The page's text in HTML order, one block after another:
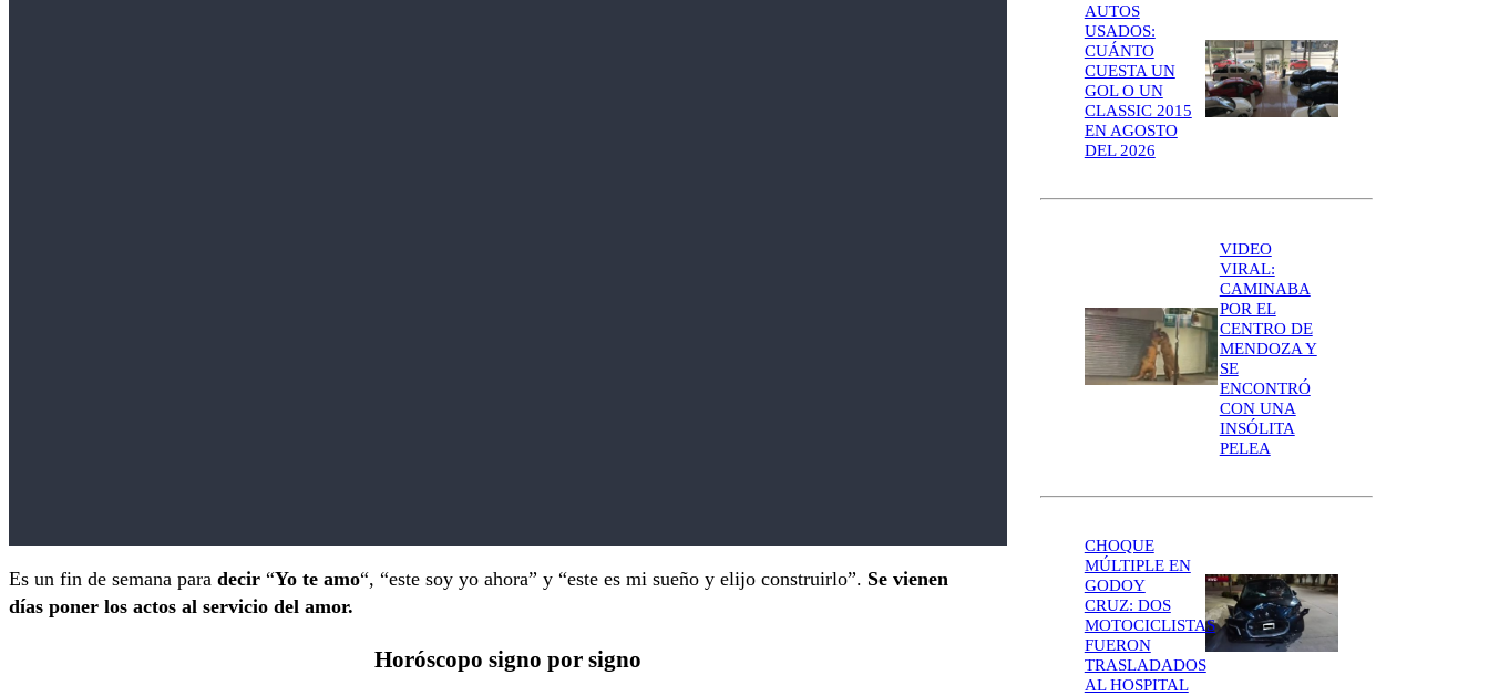
Es un fin de semana para decir “Yo te amo“, “este soy yo ahora” y “este es mi sueño y elijo construirlo”. Se vienen
días poner los actos al servicio del amor.
Horóscopo signo por signo
AUTOS
USADOS:
CUÁNTO
CUESTA UN
GOL O UN
CLASSIC 2015
EN AGOSTO
DEL 2026
VIDEO
VIRAL:
CAMINABA
POR EL
CENTRO DE
MENDOZA Y
SE
ENCONTRÓ
CON UNA
INSÓLITA
PELEA
CHOQUE
MÚLTIPLE EN
GODOY
CRUZ: DOS
MOTOCICLISTAS
FUERON
TRASLADADOS
AL HOSPITAL